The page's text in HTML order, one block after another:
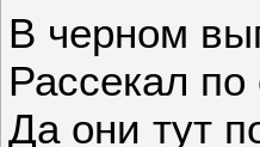
В черном
Рассекал
Да они тут